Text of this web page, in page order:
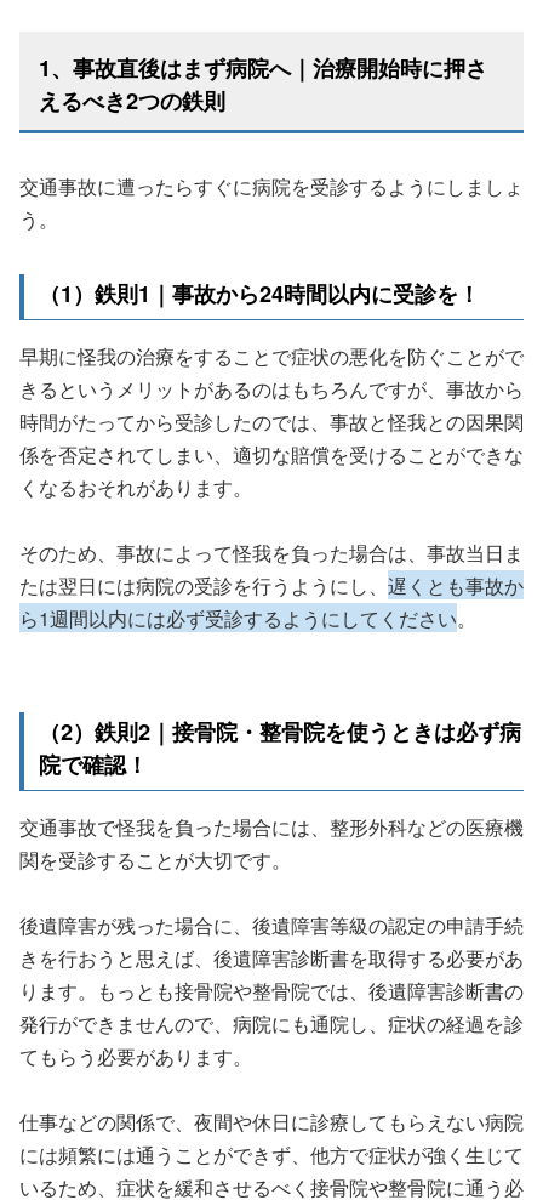
1、事故直後はまず病院へ｜治療開始時に押さ
えるべき2つの鉄則
交通事故に遭ったらすぐに病院を受診するようにしましょ
う。
（1）鉄則1｜事故から24時間以内に受診を！
早期に怪我の治療をすることで症状の悪化を防ぐことがで
きるというメリットがあるのはもちろんですが、事故から
時間がたってから受診したのでは、事故と怪我との因果関
係を否定されてしまい、適切な賠償を受けることができな
くなるおそれがあります。
そのため、事故によって怪我を負った場合は、事故当日ま
たは翌日には病院の受診を行うようにし、 遅くとも事故か
ら1週間以内には必ず受診するようにしてください。
（2）鉄則2｜接骨院・整骨院を使うときは必ず病
院で確認！
交通事故で怪我を負った場合には、整形外科などの医療機
関を受診することが大切です。
後遺障害が残った場合に、後遺障害等級の認定の申請手続
きを行おうと思えば、後遺障害診断書を取得する必要があ
ります。もっとも接骨院や整骨院では、後遺障害診断書の
発行ができませんので、病院にも通院し、症状の経過を診
てもらう必要があります。
仕事などの関係で、夜間や休日に診療してもらえない病院
には頻繁には通うことができず、他方で症状が強く生じて
いるため、症状を緩和させるべく接骨院や整骨院に通う必